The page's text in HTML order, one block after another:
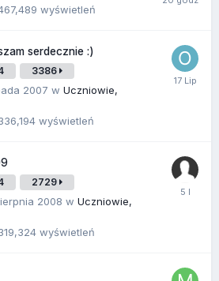
wyświetleń
serdecznie :)
3386
2007 w Uczniowie,
wyświetleń
2729
2008 w Uczniowie,
wyświetleń